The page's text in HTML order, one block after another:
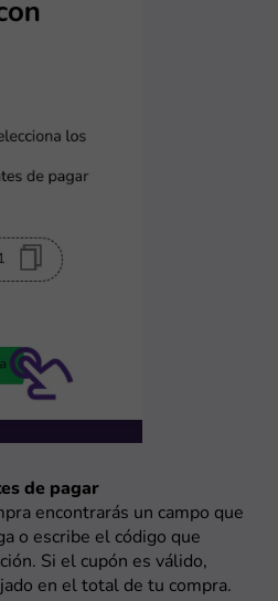
de pagar
encontrarás un campo que
o escribe el código que
Si el cupón es válido,
en el total de tu compra.